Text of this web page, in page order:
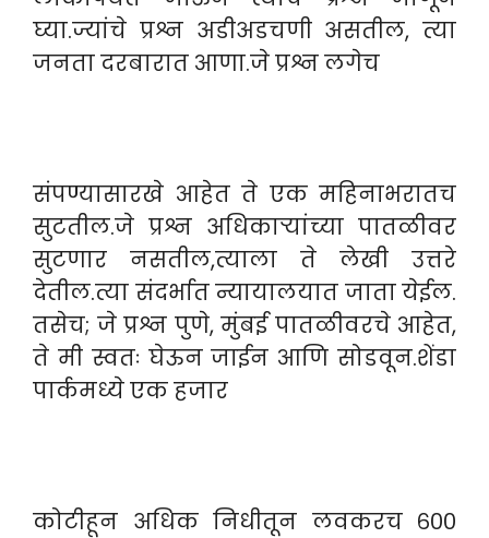
घ्या.ज्यांचे प्रश्न अडीअडचणी असतील, त्या
जनता दरबारात आणा.जे प्रश्न लगेच
संपण्यासारखे आहेत ते एक महिनाभरातच
सुटतील.जे प्रश्न अधिकाऱ्यांच्या पातळीवर
सुटणार नसतील,त्याला ते लेखी उत्तरे
देतील.त्या संदर्भात न्यायालयात जाता येईल.
तसेच; जे प्रश्न पुणे, मुंबई पातळीवरचे आहेत,
ते मी स्वतः घेऊन जाईन आणि सोडवून.शेंडा
पार्कमध्ये एक हजार
कोटीहून अधिक निधीतून लवकरच ६००